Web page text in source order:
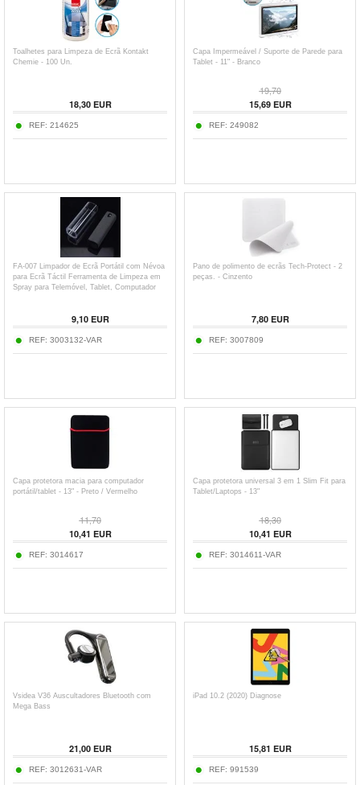
Toalhetes para Limpeza de Ecrã Kontakt
Chemie - 100 Un.
18,30EUR
REF: 214625
Capa Impermeável / Suporte de Parede para
Tablet - 11" - Branco
19,70
15,69EUR
REF: 249082
FA-007 Limpador de Ecrã Portátil com Névoa
para Ecrã Táctil Ferramenta de Limpeza em
Spray para Telemóvel, Tablet, Computador
9,10EUR
REF: 3003132-VAR
Pano de polimento de ecrãs Tech-Protect - 2
peças. - Cinzento
7,80EUR
REF: 3007809
Capa protetora macia para computador
portátil/tablet - 13" - Preto / Vermelho
11,70
10,41 EUR
REF: 3014617
Capa protetora universal 3 em 1 Slim Fit para
Tablet/Laptops - 13"
18,30
10,41 EUR
REF: 3014611-VAR
Vsidea V36 Auscultadores Bluetooth com
Mega Bass
21,00EUR
REF: 3012631-VAR
iPad 10.2 (2020) Diagnose
15,81 EUR
REF: 991539